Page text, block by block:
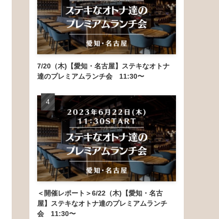
7/20（木)【愛知・名古屋】ステキなオトナ
達のプレミアムランチ会 11:30〜
＜開催レポート＞6/22（木)【愛知・名古
屋】ステキなオトナ達のプレミアムランチ
会 11:30〜